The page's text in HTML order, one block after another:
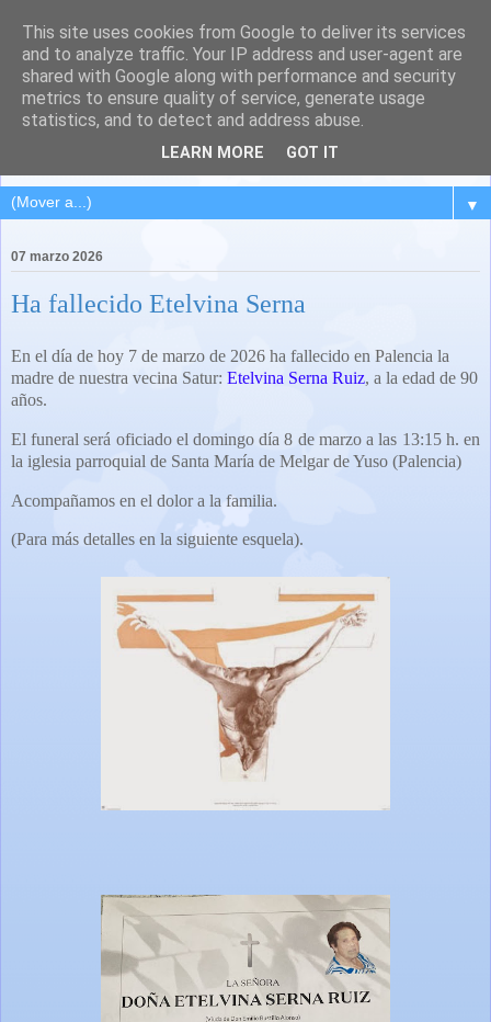
QUINTANA DEL PUENTE
(Palencia)
Pueblo del Cerrato palentino
▼
07 marzo 2026
Ha fallecido Etelvina Serna
En el día de hoy 7 de marzo de 2026 ha fallecido en Palencia la
madre de nuestra vecina Satur: Etelvina Serna Ruiz, a la edad de 90
años.
El funeral será oficiado el domingo día 8 de marzo a las 13:15 h. en
la iglesia parroquial de Santa María de Melgar de Yuso (Palencia)
Acompañamos en el dolor a la familia.
(Para más detalles en la siguiente esquela).
This site uses cookies from Google to deliver its services
and to analyze traffic. Your IP address and user-agent are
shared with Google along with performance and security
metrics to ensure quality of service, generate usage
statistics, and to detect and address abuse.
LEARN MORE GOT IT